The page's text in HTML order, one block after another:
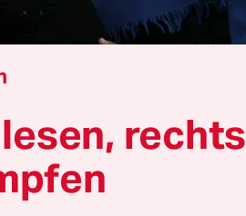
Donald Trump wird
der islamistischen Hamas
auf seinem
Regierungsflugzeugs Air
rechts